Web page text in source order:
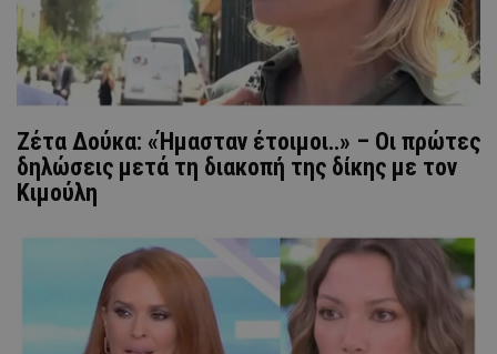
Ζέτα Δούκα: «Ήμασταν έτοιμοι..» – Οι πρώτες
δηλώσεις μετά τη διακοπή της δίκης με τον
Κιμούλη